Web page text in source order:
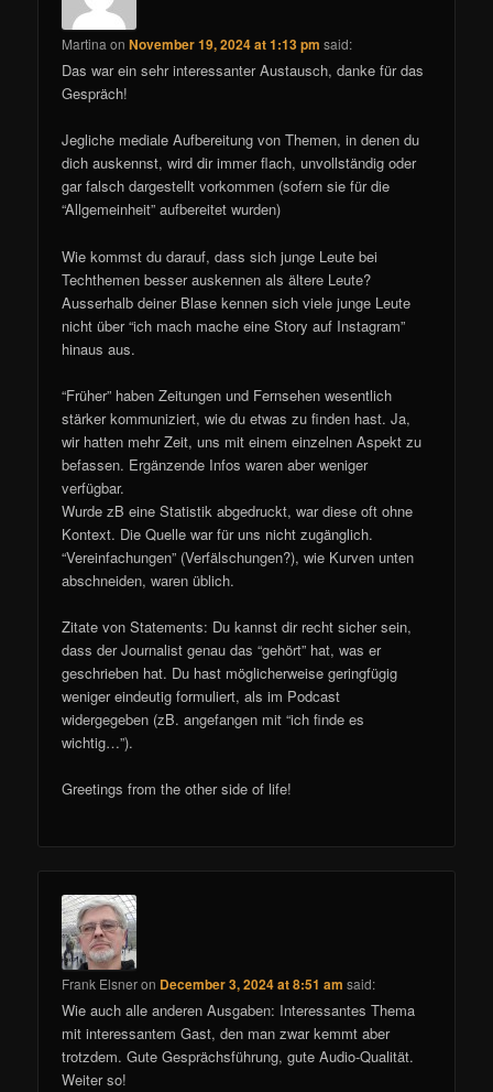
Martina onNovember 19, 2024 at 1:13 pm said:
Das war ein sehr interessanter Austausch, danke für das
Gespräch!
Jegliche mediale Aufbereitung von Themen, in denen du
dich auskennst, wird dir immer flach, unvollständig oder
gar falsch dargestellt vorkommen (sofern sie für die
“Allgemeinheit” aufbereitet wurden)
Wie kommst du darauf, dass sich junge Leute bei
Techthemen besser auskennen als ältere Leute?
Ausserhalb deiner Blase kennen sich viele junge Leute
nicht über “ich mach mache eine Story auf Instagram”
hinaus aus.
“Früher” haben Zeitungen und Fernsehen wesentlich
stärker kommuniziert, wie du etwas zu finden hast. Ja,
wir hatten mehr Zeit, uns mit einem einzelnen Aspekt zu
befassen. Ergänzende Infos waren aber weniger
verfügbar.
Wurde zB eine Statistik abgedruckt, war diese oft ohne
Kontext. Die Quelle war für uns nicht zugänglich.
“Vereinfachungen” (Verfälschungen?), wie Kurven unten
abschneiden, waren üblich.
Zitate von Statements: Du kannst dir recht sicher sein,
dass der Journalist genau das “gehört” hat, was er
geschrieben hat. Du hast möglicherweise geringfügig
weniger eindeutig formuliert, als im Podcast
widergegeben (zB. angefangen mit “ich finde es
wichtig…”).
Greetings from the other side of life!
Frank Elsneron December 3, 2024 at 8:51 am said:
Wie auch alle anderen Ausgaben: Interessantes Thema
mit interessantem Gast, den man zwar kemmt aber
trotzdem. Gute Gesprächsführung, gute Audio-Qualität.
Weiter so!